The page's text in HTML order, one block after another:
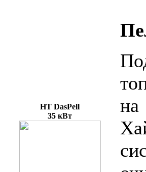
HT DasPell
35 кВт
на